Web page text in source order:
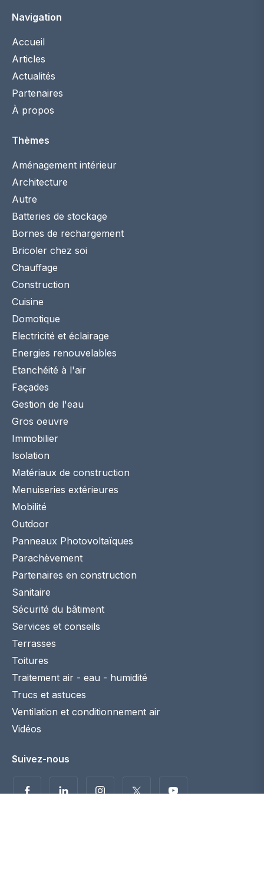
Navigation
Accueil
Articles
Actualités
Partenaires
À propos
Thèmes
Aménagement intérieur
Architecture
Autre
Batteries de stockage
Bornes de rechargement
Bricoler chez soi
Chauffage
Construction
Cuisine
Domotique
Electricité et éclairage
Energies renouvelables
Etanchéité à l'air
Façades
Gestion de l'eau
Gros oeuvre
Immobilier
Isolation
Matériaux de construction
Menuiseries extérieures
Mobilité
Outdoor
Panneaux Photovoltaïques
Parachèvement
Partenaires en construction
Sanitaire
Sécurité du bâtiment
Services et conseils
Terrasses
Toitures
Traitement air - eau - humidité
Trucs et astuces
Ventilation et conditionnement air
Vidéos
Suivez-nous